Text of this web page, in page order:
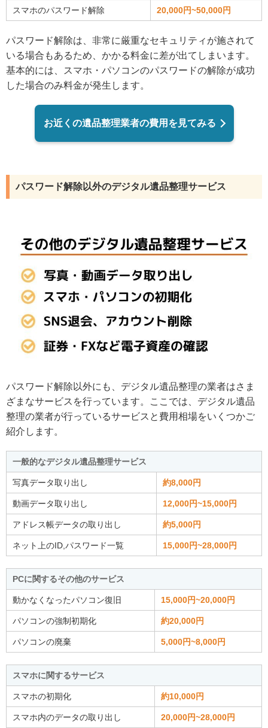
スマホのパスワード解除 20,000円~50,000円
パスワード解除は、非常に厳重なセキュリティが施されて
いる場合もあるため、かかる料金に差が出てしまいます。
基本的には、スマホ・パソコンのパスワードの解除が成功
した場合のみ料金が発生します。
お近くの遺品整理業者の費用を見てみる
パスワード解除以外のデジタル遺品整理サービス
パスワード解除以外にも、デジタル遺品整理の業者はさま
ざまなサービスを行っています。ここでは、デジタル遺品
整理の業者が行っているサービスと費用相場をいくつかご
紹介します。
一般的なデジタル遺品整理サービス
写真データ取り出し 約8,000円
動画データ取り出し 12,000円~15,000円
アドレス帳データの取り出し 約5,000円
ネット上のID,パスワード一覧 15,000円~28,000円
PCに関するその他のサービス
動かなくなったパソコン復旧 15,000円~20,000円
パソコンの強制初期化 約20,000円
パソコンの廃棄 5,000円~8,000円
スマホに関するサービス
スマホの初期化 約10,000円
スマホ内のデータの取り出し 20,000円~28,000円